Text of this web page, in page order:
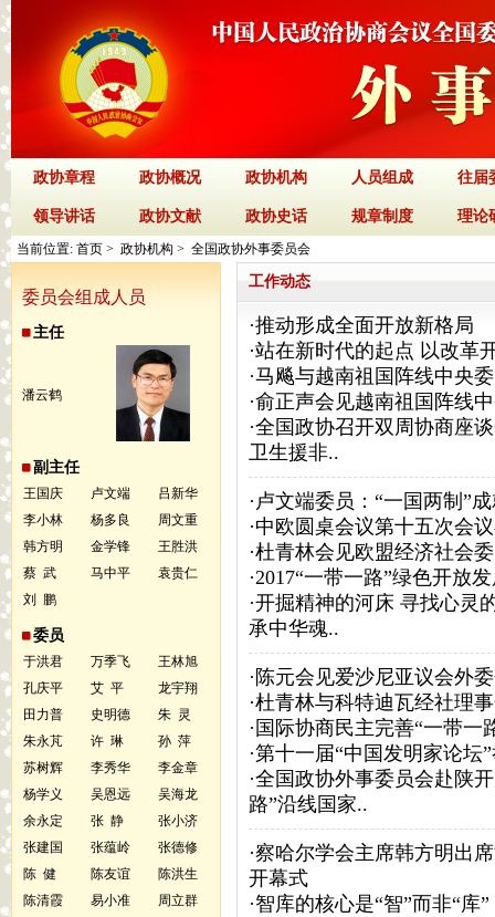
政协章程 政协概况 政协机构 人员组成 往届
领导讲话 政协文献 政协史话 规章制度 理论
当前位置: 首页 > 政协机构 > 全国政协外事委员会
委员会组成人员
主任
潘云鹤
副主任
王国庆 卢文端
吕新华
李小林
杨多良
周文重
韩方明
金学锋
王胜洪
蔡 武
马中平
袁贵仁
刘 鹏
委员
于洪君 万季飞
王林旭
孔庆平
艾 平
龙宇翔
田力普
史明德
朱 灵
朱永芃
许 琳
孙 萍
苏树辉
李秀华
李金章
杨学义
吴恩远
吴海龙
余永定
张 静
张小济
张建国
张蕴岭
张德修
陈 健
陈友谊
陈洪生
陈清霞
易小准
周立群
工作动态
·推动形成全面开放新格局
·站在新时代的起点 以改革
·马飚与越南祖国阵线中央
·俞正声会见越南祖国阵线
·全国政协召开双周协商座
卫生援非..
· 卢文端委员：“一国两制”
·中欧圆桌会议第十五次会
·杜青林会见欧盟经济社会
·2017“一带一路”绿色开放
·开掘精神的河床 寻找心
承中华魂..
· 陈元会见爱沙尼亚议会外
·杜青林与科特迪瓦经社理
· 国际协商民主完善“一带一
·第十一届“中国发明家论坛
·全国政协外事委员会赴陕
路”沿线国家..
·察哈尔学会主席韩方明出
开幕式
·智库的核心是“智”而非“库”